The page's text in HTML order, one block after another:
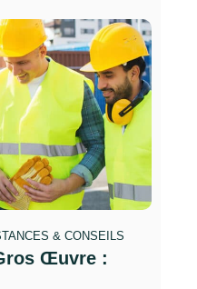
& CONSEILS
Œuvre :